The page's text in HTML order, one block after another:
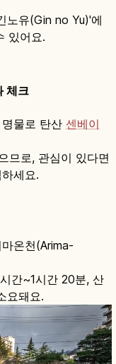
노유(Gin no Yu)'에
있어요.
체크
물로 탄산 센베이
므로, 관심이 있다면
세요.
온천(Arima-
간~1시간 20분, 산
요돼요.